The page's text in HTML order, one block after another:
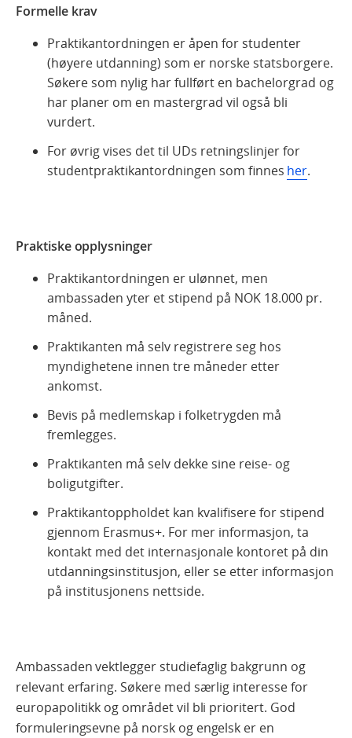
Formelle krav
Praktikantordningen er åpen for studenter
(høyere utdanning) som er norske statsborgere.
Søkere som nylig har fullført en bachelorgrad og
har planer om en mastergrad vil også bli
vurdert.
For øvrig vises det til UDs retningslinjer for
studentpraktikantordningen som finnes her.
Praktiske opplysninger
Praktikantordningen er ulønnet, men
ambassaden yter et stipend på NOK 18.000 pr.
måned.
Praktikanten må selv registrere seg hos
myndighetene innen tre måneder etter
ankomst.
Bevis på medlemskap i folketrygden må
fremlegges.
Praktikanten må selv dekke sine reise- og
boligutgifter.
Praktikantoppholdet kan kvalifisere for stipend
gjennom Erasmus+. For mer informasjon, ta
kontakt med det internasjonale kontoret på din
utdanningsinstitusjon, eller se etter informasjon
på institusjonens nettside.
Ambassaden vektlegger studiefaglig bakgrunn og
relevant erfaring. Søkere med særlig interesse for
europapolitikk og området vil bli prioritert. God
formuleringsevne på norsk og engelsk er en